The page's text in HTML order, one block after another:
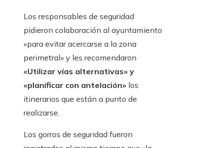
Los responsables de seguridad
pidieron colaboración al ayuntamiento
«para evitar acercarse a la zona
perimetral» y les recomendaron
«Utilizar vías alternativas» y
«planificar con antelación» los
itinerarios que están a punto de
realizarse.
Los gorros de seguridad fueron